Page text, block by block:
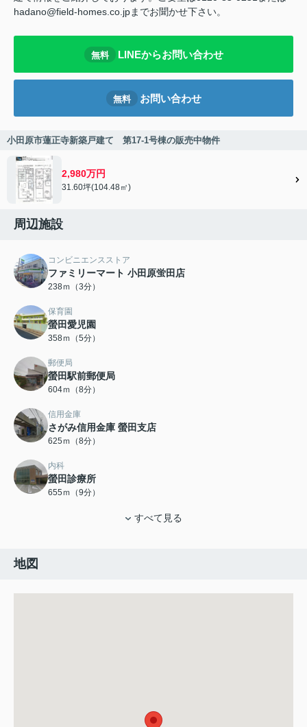
hadano@field-homes.co.jpまでお聞かせ下さい。
無料 LINEからお問い合わせ
無料 お問い合わせ
小田原市蓮正寺新築戸建て 第17-1号棟の販売中物件
2,980万円
31.60坪(104.48㎡)
周辺施設
コンビニエンスストア
ファミリーマート 小田原蛍田店
238ｍ（3分）
保育園
螢田愛児園
358ｍ（5分）
郵便局
螢田駅前郵便局
604ｍ（8分）
信用金庫
さがみ信用金庫 螢田支店
625ｍ（8分）
内科
螢田診療所
655ｍ（9分）
すべて見る
地図